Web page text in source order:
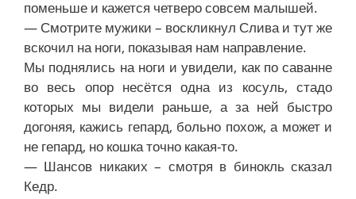
поменьше и кажется четверо совсем малышей.
— Смотрите мужики – воскликнул Слива и тут же
вскочил на ноги, показывая нам направление.
Мы поднялись на ноги и увидели, как по саванне
во весь опор несётся одна из косуль, стадо
которых мы видели раньше, а за ней быстро
догоняя, кажись гепард, больно похож, а может и
не гепард, но кошка точно какая-то.
— Шансов никаких – смотря в бинокль сказал
Кедр.